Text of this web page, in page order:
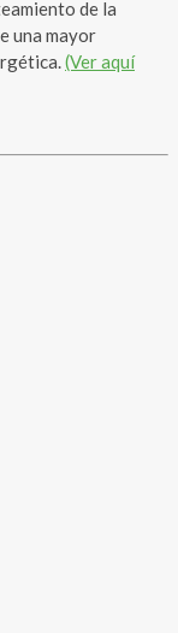
de la
una mayor
(Ver aquí